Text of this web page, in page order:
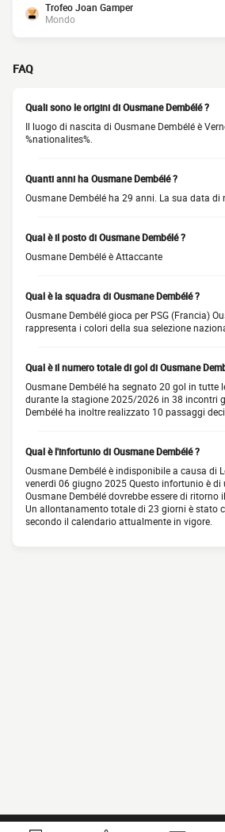
Trofeo Joan Gamper
Mondo
FAQ
Quali sono le origini di Ousmane Dembélé ?
Il luogo di nascita di Ousmane Dembélé è
%nationalites%.
Quanti anni ha Ousmane Dembélé ?
Ousmane Dembélé ha 29 anni. La sua data
Qual è il posto di Ousmane Dembélé ?
Ousmane Dembélé è Attaccante
Qual è la squadra di Ousmane Dembélé ?
Ousmane Dembélé gioca per PSG (Francia)
rappresenta i colori della sua selezione
Qual è il numero totale di gol di Ousmane
Ousmane Dembélé ha segnato 20 gol in tutte
durante la stagione 2025/2026 in 38 incontri
Dembélé ha inoltre realizzato 10 passaggi
Qual è l'infortunio di Ousmane Dembélé ?
Ousmane Dembélé è indisponibile a causa di
venerdì 06 giugno 2025 Questo infortunio è di
Ousmane Dembélé dovrebbe essere di
Un allontanamento totale di 23 giorni è stato
secondo il calendario attualmente in vigore.